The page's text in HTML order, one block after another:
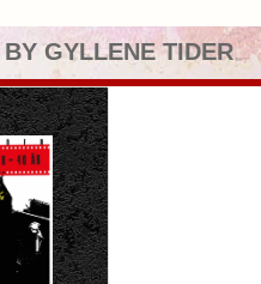
GYLLENE TIDER